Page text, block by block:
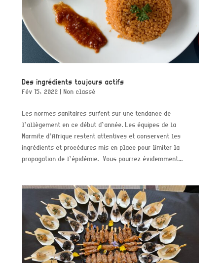
Des ingrédients toujours actifs
Fév 15, 2022 | Non classé
Les normes sanitaires surfent sur une tendance de
l’allègement en ce début d’année. Les équipes de la
Marmite d’Afrique restent attentives et conservent les
ingrédients et procédures mis en place pour limiter la
propagation de l’épidémie. Vous pourrez évidemment...